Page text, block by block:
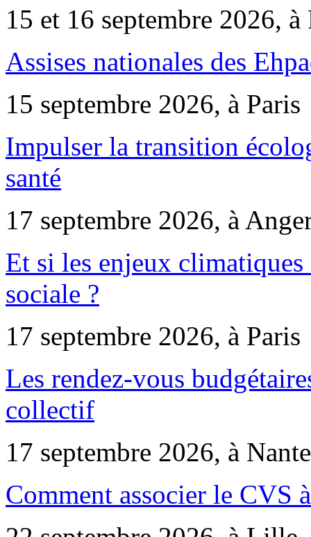
15 et 16 septembre 2026, à
Assises nationales des
15 septembre 2026, à Paris
Impulser la transition
santé
17 septembre 2026, à
Et si les enjeux
sociale ?
17 septembre 2026, à Paris
Les rendez-vous
collectif
17 septembre 2026, à
Comment associer le CVS